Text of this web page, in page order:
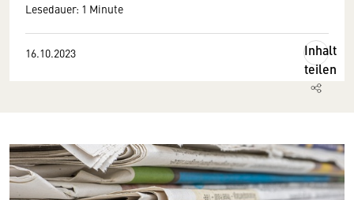
Lesedauer: 1 Minute
16.10.2023
Inhalt
teilen